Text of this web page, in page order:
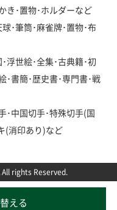
き･置物･ホルダーなど
･筆筒･麻雀牌･置物･布
浮世絵･全集･古典籍･初
･書簡･歴史書･専門書･戦
･中国切手･特殊切手(国
(消印あり)など
All rights Reserved.
える